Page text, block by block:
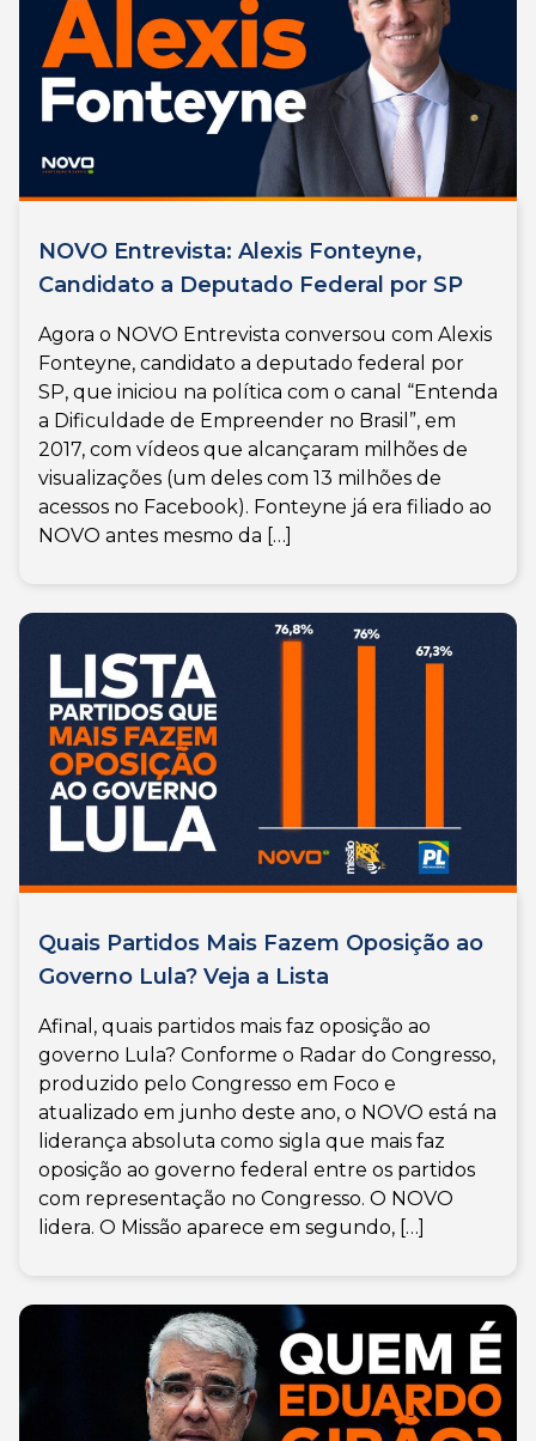
NOVO Entrevista: Alexis Fonteyne,
Candidato a Deputado Federal por SP
Agora o NOVO Entrevista conversou com Alexis
Fonteyne, candidato a deputado federal por
SP, que iniciou na política com o canal “Entenda
a Dificuldade de Empreender no Brasil”, em
2017, com vídeos que alcançaram milhões de
visualizações (um deles com 13 milhões de
acessos no Facebook). Fonteyne já era filiado ao
NOVO antes mesmo da […]
Quais Partidos Mais Fazem Oposição ao
Governo Lula? Veja a Lista
Afinal, quais partidos mais faz oposição ao
governo Lula? Conforme o Radar do Congresso,
produzido pelo Congresso em Foco e
atualizado em junho deste ano, o NOVO está na
liderança absoluta como sigla que mais faz
oposição ao governo federal entre os partidos
com representação no Congresso. O NOVO
lidera. O Missão aparece em segundo, […]